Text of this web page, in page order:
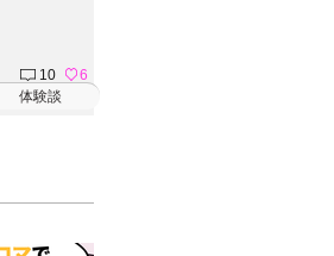
10
6
体験談